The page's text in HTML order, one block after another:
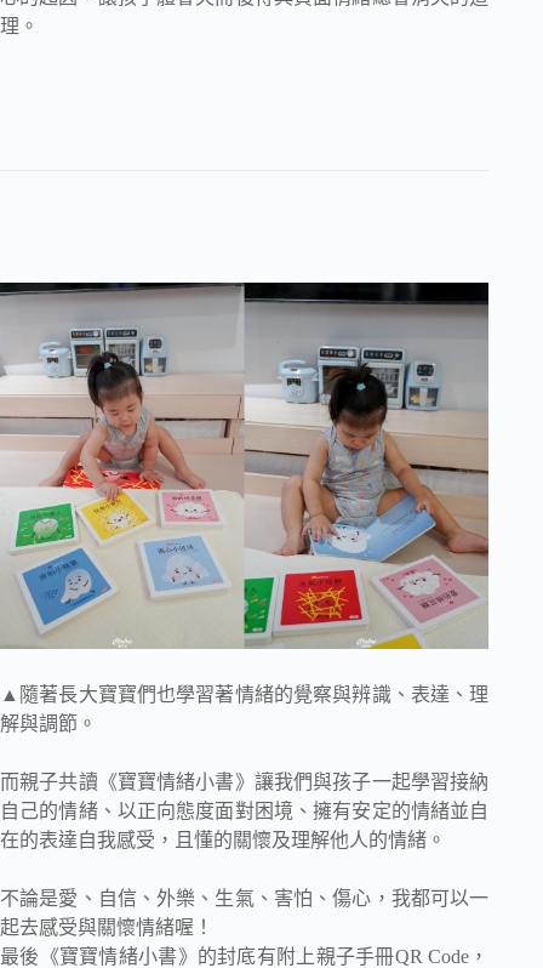
理。
▲隨著長大寶寶們也學習著情緒的覺察與辨識、表達、理
解與調節。
而親子共讀《寶寶情緒小書》讓我們與孩子一起學習接納
自己的情緒、以正向態度面對困境、擁有安定的情緒並自
在的表達自我感受，且懂的關懷及理解他人的情緒。
不論是愛、自信、外樂、生氣、害怕、傷心，我都可以一
起去感受與關懷情緒喔！
最後《寶寶情緒小書》的封底有附上親子手冊QR Code，